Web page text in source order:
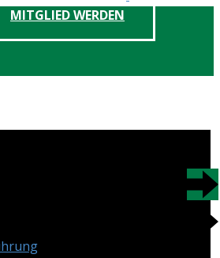
MITGLIED WERDEN